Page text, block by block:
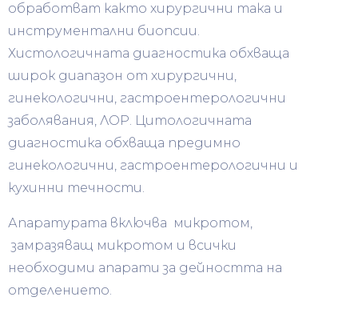
обработват както хирургични така и
инструментални биопсии.
Хистологичната диагностика обхваща
широк диапазон от хирургични,
гинекологични, гастроентерологични
заболявания, ЛОР. Цитологичната
диагностика обхваща предимно
гинекологични, гастроентерологични и
кухинни течности.
Апаратурата включва микротом,
замразяващ микротом и всички
необходими апарати за дейността на
отделението.